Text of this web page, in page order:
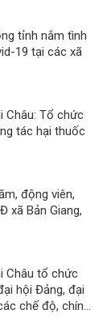
tỉnh nắm tình
Châu: Tổ chức
tác hại thuốc
động viên,
xã Bản Giang,
Châu tổ chức
hội Đảng, đại
chế độ, chính
Phong trào